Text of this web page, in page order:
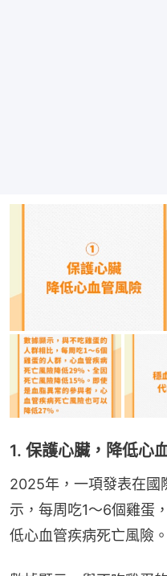
1. 保護心臟，降低心
2025年，一項發表在國
示，每周吃1～6個雞蛋
低心血管疾病死亡風